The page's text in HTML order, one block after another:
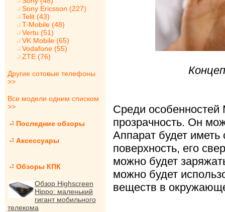
Sony Ericsson (227)
Telit (43)
T-Mobile (48)
Vertu (51)
VK Mobile (65)
Vodafone (55)
ZTE (76)
Другие сотовые телефоны
>>
Все модели одним списком
>>
Последние обзоры
Аксессуары
Обзоры КПК
Обзор Highscreen
Hippo: маленький
гигант мобильного
телекома
Среди особенностей
прозрачность. Он
Аппарат будет
поверхность, его
можно будет
можно будет
веществ в